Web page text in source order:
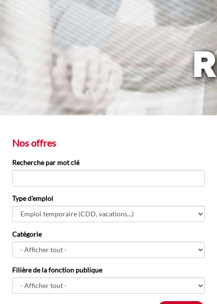
Nos offres
Recherche par mot clé
Type d'emploi
Catégorie
Filière de la fonction publique